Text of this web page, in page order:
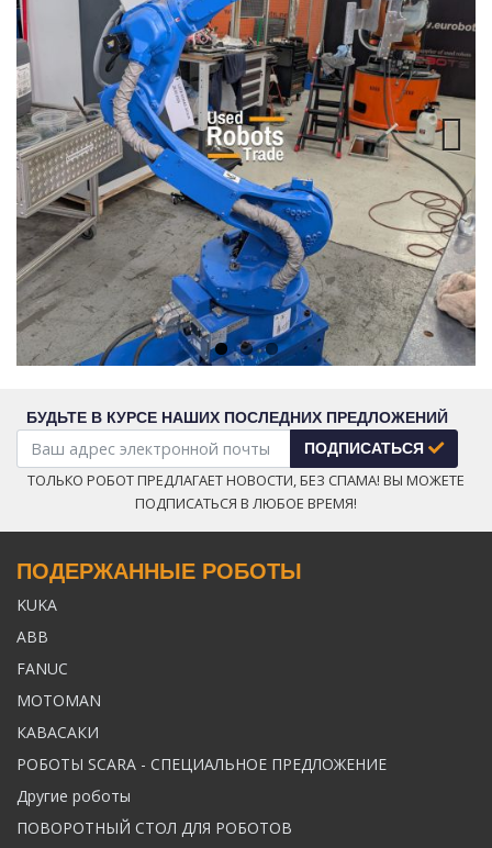
Next
БУДЬТЕ В КУРСЕ НАШИХ ПОСЛЕДНИХ ПРЕДЛОЖЕНИЙ
ПОДПИСАТЬСЯ
ТОЛЬКО РОБОТ ПРЕДЛАГАЕТ НОВОСТИ, БЕЗ СПАМА! ВЫ МОЖЕТЕ
ПОДПИСАТЬСЯ В ЛЮБОЕ ВРЕМЯ!
ПОДЕРЖАННЫЕ РОБОТЫ
KUKA
ABB
FANUC
MOTOMAN
КАВАСАКИ
РОБОТЫ SCARA - СПЕЦИАЛЬНОЕ ПРЕДЛОЖЕНИЕ
Другие роботы
ПОВОРОТНЫЙ СТОЛ ДЛЯ РОБОТОВ